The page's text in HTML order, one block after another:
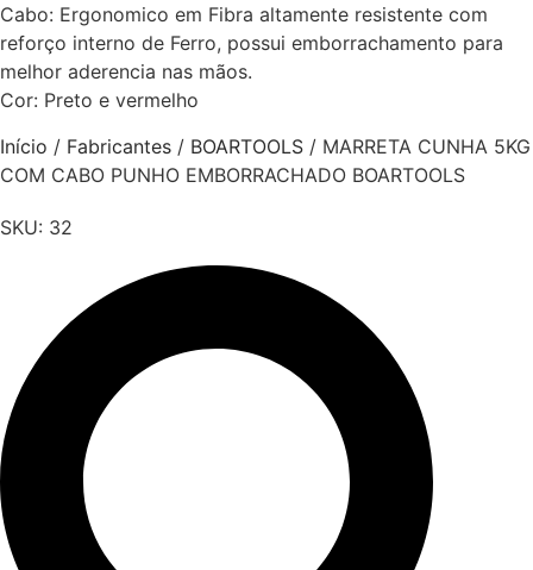
Cabo: Ergonomico em Fibra altamente resistente com
reforço interno de Ferro, possui emborrachamento para
melhor aderencia nas mãos.
Cor: Preto e vermelho
Início / Fabricantes / BOARTOOLS / MARRETA CUNHA 5KG
COM CABO PUNHO EMBORRACHADO BOARTOOLS
SKU: 32